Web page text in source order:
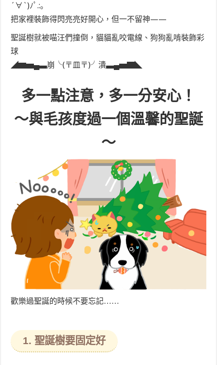
´∀`)ﾉﾟ.:｡
把家裡裝飾得閃亮亮好開心，但一不留神——
聖誕樹就被喵汪們撞倒，貓貓亂咬電線、狗狗亂啃裝飾彩
球
◢▆▅▄▃崩╰(〒皿〒)╯潰▃▄▅▇◣
多一點注意，多一分安心！
～與毛孩度過一個溫馨的聖誕
～
歡樂過聖誕的時候不要忘記……
1. 聖誕樹要固定好